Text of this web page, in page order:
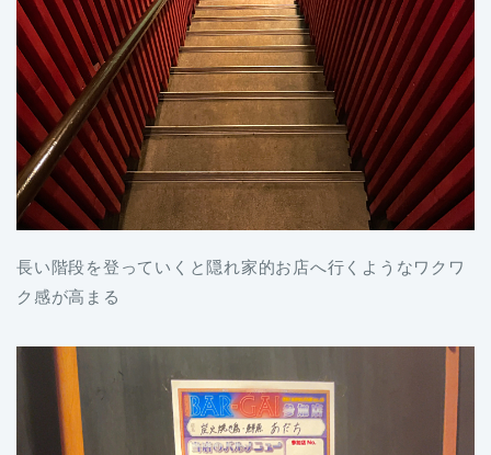
長い階段を登っていくと隠れ家的お店へ行くようなワクワ
ク感が高まる